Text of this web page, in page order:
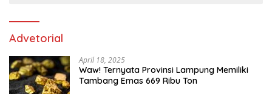
Advetorial
April 18, 2025
Waw! Ternyata Provinsi Lampung Memiliki
Tambang Emas 669 Ribu Ton